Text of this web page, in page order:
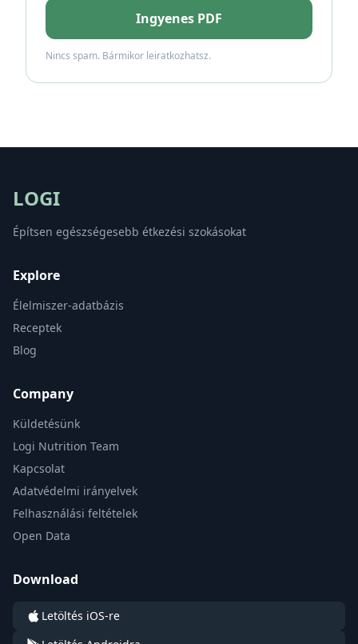
Ingyenes PDF
Nincs spam. Bármikor leiratkozhatsz.
LOGI
Építsen egészségesebb étkezési szokásokat
Explore
Élelmiszer-adatbázis
Receptek
Blog
Company
Küldetésünk
Logi Nutrition Team
Kapcsolat
Adatvédelmi irányelvek
Felhasználási feltételek
Open Data
Download
Letöltés iOS-re